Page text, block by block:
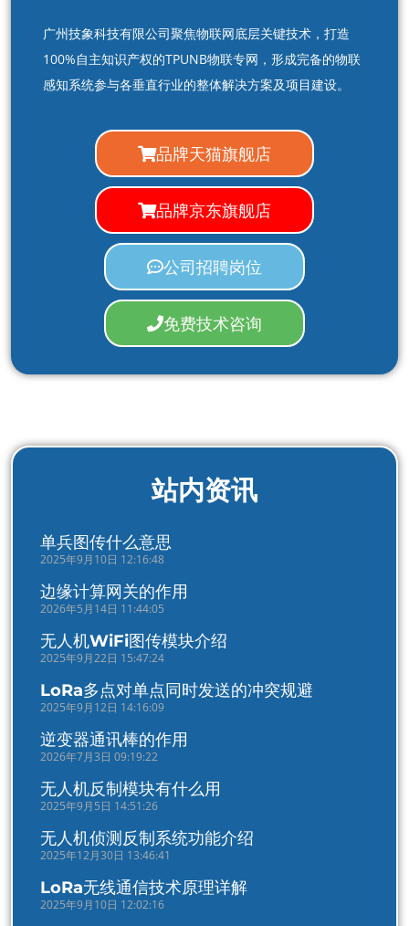
广州技象科技有限公司聚焦物联网底层关键技术，打造
100%自主知识产权的TPUNB物联专网，形成完备的物联
感知系统参与各垂直行业的整体解决方案及项目建设。
品牌天猫旗舰店
品牌京东旗舰店
公司招聘岗位
免费技术咨询
站内资讯
单兵图传什么意思
2025年9月10日 12:16:48
边缘计算网关的作用
2026年5月14日 11:44:05
无人机WiFi图传模块介绍
2025年9月22日 15:47:24
LoRa多点对单点同时发送的冲突规避
2025年9月12日 14:16:09
逆变器通讯棒的作用
2026年7月3日 09:19:22
无人机反制模块有什么用
2025年9月5日 14:51:26
无人机侦测反制系统功能介绍
2025年12月30日 13:46:41
LoRa无线通信技术原理详解
2025年9月10日 12:02:16